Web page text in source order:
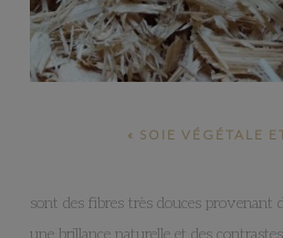
« SOIE VÉGÉTALE
sont des fibres très douces provenant
une brillance naturelle et des